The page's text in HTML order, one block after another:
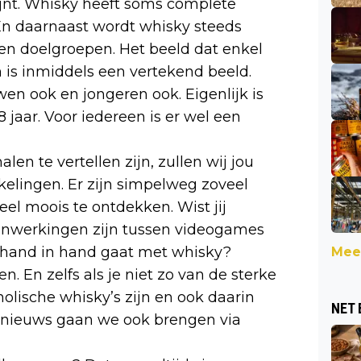
Whisky heeft soms complete
daarnaast wordt whisky steeds
doelgroepen. Het beeld dat enkel
inmiddels een vertekend beeld.
ook en jongeren ook. Eigenlijk is
Voor iedereen is er wel een
te vertellen zijn, zullen wij jou
Er zijn simpelweg zoveel
moois te ontdekken. Wist jij
zijn tussen videogames
in hand gaat met whisky?
En zelfs als je niet zo van de sterke
whisky’s zijn en ook daarin
gaan we ook brengen via
NET